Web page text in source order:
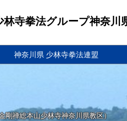
林寺拳法グループ神奈川
神奈川県 少林寺拳法連盟
金剛禅総本山少林寺神奈川県教区）